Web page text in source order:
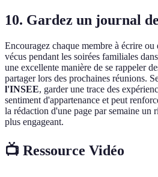
10. Gardez un journal
Encouragez chaque membre à écrire ou
vécus pendant les soirées familiales
une excellente manière de se rappeler
partager lors des prochaines réunions.
l'INSEE, garder une trace des
sentiment d'appartenance et peut
la rédaction d'une page par semaine un
plus engageant.
📺 Ressource Vidéo